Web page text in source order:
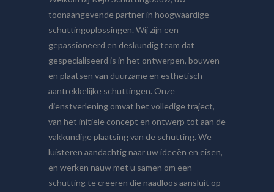
toonaangevende partner in hoogwaardige
schuttingoplossingen. Wij zijn een
gepassioneerd en deskundig team dat
gespecialiseerd is in het ontwerpen, bouwen
en plaatsen van duurzame en esthetisch
aantrekkelijke schuttingen. Onze
dienstverlening omvat het volledige traject,
van het initiële concept en ontwerp tot aan de
vakkundige plaatsing van de schutting. We
luisteren aandachtig naar uw ideeën en eisen,
en werken nauw met u samen om een
schutting te creëren die naadloos aansluit op